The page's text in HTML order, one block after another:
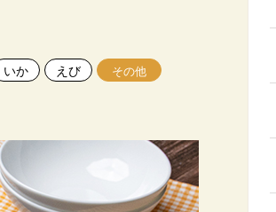
いか えび その他